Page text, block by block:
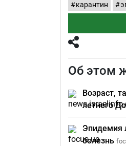
карантин
Об этом
Возраст,
летнего
Эпидемия
болезнь